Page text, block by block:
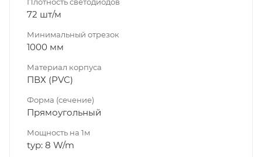
72 шт/м
Минимальный отрезок
1000 мм
Материал корпуса
ПВХ (PVC)
Форма (сечение)
Прямоугольный
Мощность на 1м
typ: 8 W/m